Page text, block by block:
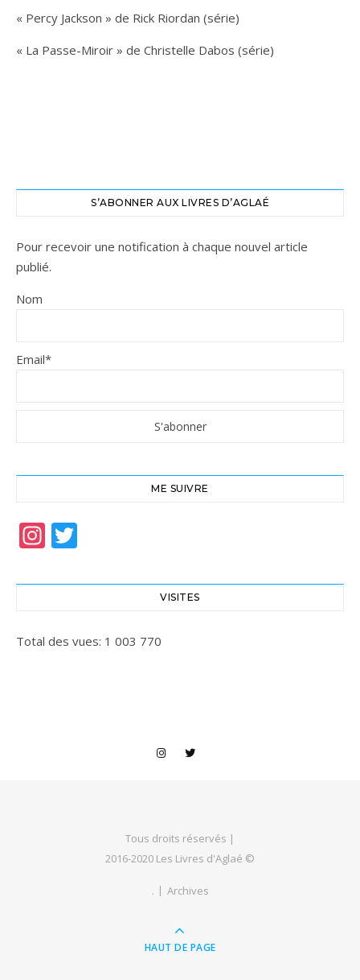
« Percy Jackson » de Rick Riordan (série)
« La Passe-Miroir » de Christelle Dabos (série)
S’ABONNER AUX LIVRES D’AGLAÉ
Pour recevoir une notification à chaque nouvel article
publié.
Nom
Email*
ME SUIVRE
Instagram
VISITES
Total des vues: 1 003 770
Tous droits réservés |
2016-2020 Les Livres d'Aglaé ©
. Archives
HAUT DE PAGE